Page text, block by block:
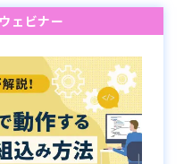
ェビナー